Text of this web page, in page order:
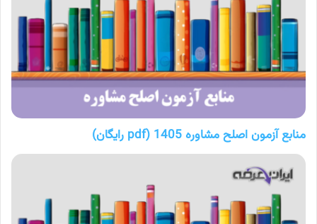
منابع آزمون اصلح مشاوره 1405 (pdf رایگان)